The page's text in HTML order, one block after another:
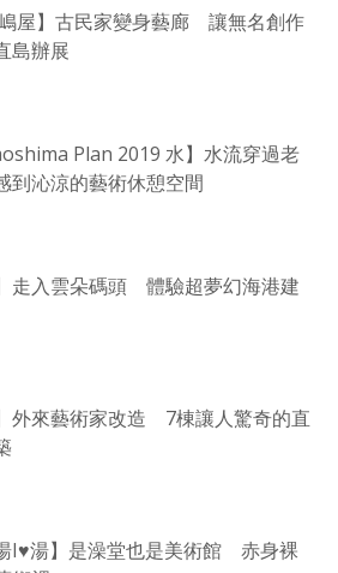
屋】古民家變身藝廊 讓無名創作
島辦展
Plan 2019 水】水流穿過老
沁涼的藝術休憩空間
走入雲朵碼頭 體驗超夢幻海港建
外來藝術家改造 7棟讓人驚奇的直
I♥湯】是澡堂也是美術館 赤身裸